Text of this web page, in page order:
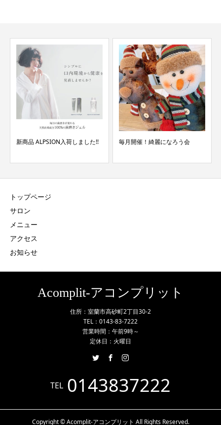
新商品 ALPSION入荷しました!! 毎月開催！綺麗になろう会
トップページ
サロン
メニュー
アクセス
お知らせ
Acomplit-アコンプリット
住所：室蘭市高砂町2丁目30-2
TEL：0143-83-7222
営業時間：午前9時～
定休日：火曜日
TEL 0143837222
Copyright © Acomplit-アコンプリット All Rights Reserved.